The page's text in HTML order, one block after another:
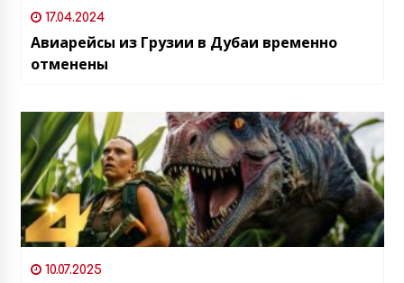
17.04.2024
Авиарейсы из Грузии в Дубаи временно
отменены
10.07.2025